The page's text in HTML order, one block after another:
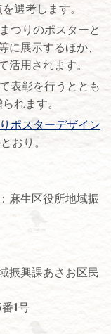
選考します。
つりのポスターと
に展示するほか、
活用されます。
表彰を行うととも
れます。
ポスターデザイン
おり。
麻生区役所地域振
振興課あさお区民
1号